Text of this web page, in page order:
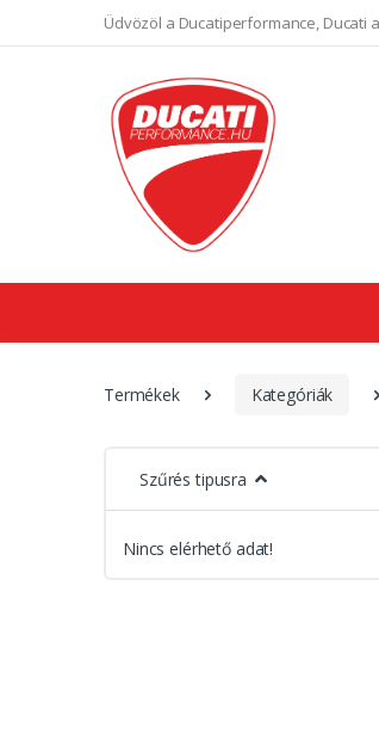
Üdvözöl a Ducatiperformance, Ducati
Termékek Kategóriák
Szűrés tipusra
Nincs elérhető adat!